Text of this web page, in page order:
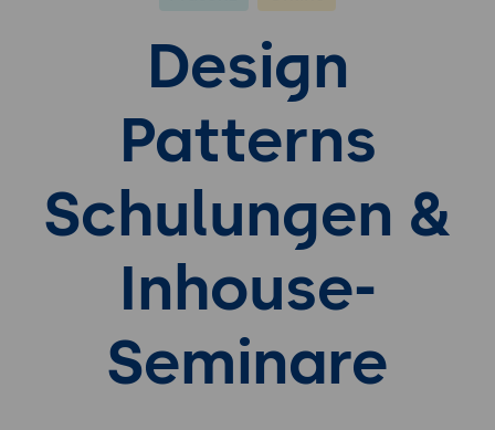
Design
Patterns
Schulungen &
Inhouse-
Seminare